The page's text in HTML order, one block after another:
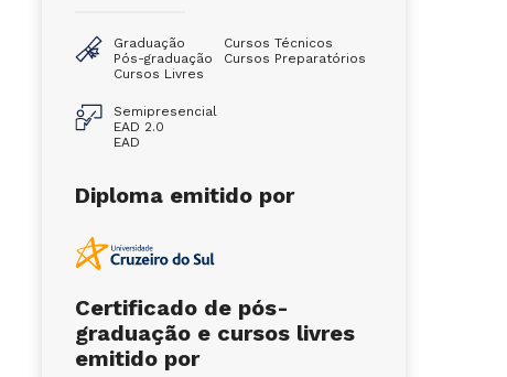
Graduação
Pós-graduação
Cursos Livres
Cursos Técnicos
Cursos Preparatórios
Semipresencial
EAD 2.0
EAD
Diploma emitido por
Certificado de pós-
graduação e cursos livres
emitido por